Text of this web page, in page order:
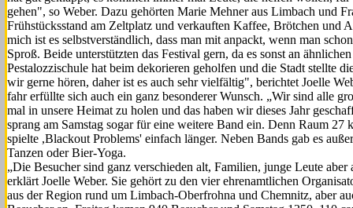
gehen", so Weber. Da­zu gehörten Marie Mehner aus Limbach und
Früh­stücksstand am Zeltplatz und ver­kauften Kaffee, Brötchen und
mich ist es selbst­verständlich, dass man mit anpackt, wenn man
Sproß. Beide unterstützten das Festi­val gern, da es sonst an
Pestalozzischule hat beim dekorieren geholfen und die Stadt stellte
wir gerne hören, daher ist es auch sehr vielfältig", berichtet Joelle
fahr erfüllte sich auch ein ganz besonderer Wunsch. „Wir sind alle
mal in unsere Heimat zu holen und das haben wir dieses Jahr
sprang am Samstag sogar für eine weitere Band ein. Denn Raum
spielte ,Blackout Problems' einfach länger. Neben Bands gab es
Tanzen oder Bier-Yoga.
„Die Besucher sind ganz verschie­den alt, Familien, junge Leute
erklärt Joelle Weber. Sie gehört zu den vier ehrenamtlichen
aus der Region rund um Limbach-Oberfrohna und Chemnitz, aber